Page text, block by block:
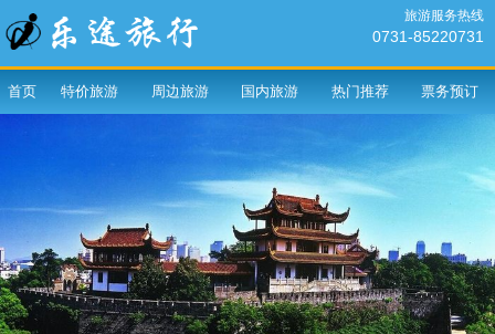
旅游服务热线
0731-85220731
首页 特价旅游 周边旅游 国内旅游 热门推荐 票务预订